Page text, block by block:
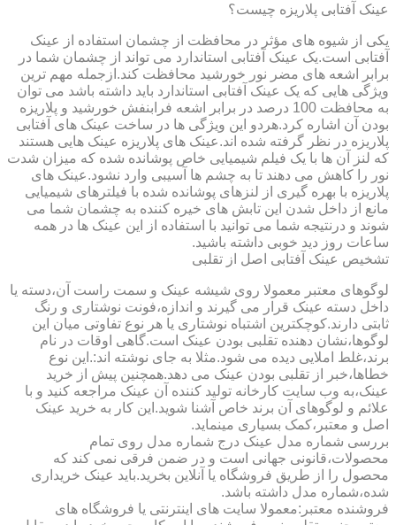
عینک آفتابی پلاریزه چیست؟
یکی از شیوه های مؤثر در محافظت از چشمان استفاده از عینک
آفتابی است.یک عینک آفتابی استاندارد می تواند از چشمان شما در
برابر اشعه های مضر نور خورشید محافظت کند.ازجمله مهم ترین
ویژگی هایی که یک عینک آفتابی استاندارد باید داشته باشد می توان
به محافظت 100 درصد در برابر اشعه فرابنفش خورشید و پلاریزه
بودن آن اشاره کرد.هردو این ویژگی ها در ساخت عینک های آفتابی
پلاریزه در نظر گرفته شده اند.عینک های پلاریزه عینک هایی هستند
که لنز آن ها با یک فیلم شیمیایی خاص پوشانده شده که میزان شدت
نور را کاهش می دهند تا به چشم ها آسیبی وارد نشود.عینک های
پلاریزه با بهره گیری از لنزهای پوشانده شده با فیلترهای شیمیایی
مانع از داخل شدن این تابش های خیره کننده به چشمان شما می
شوند و درنتیجه شما می توانید با استفاده از این عینک ها در همه
ساعات روز دید خوبی داشته باشید.
تشخیص عینک آفتابی اصل از تقلبی
لوگوهای معتبر معمولا روی شیشه عینک و سمت راست آن،دسته یا
داخل دسته عینک قرار می گیرند و اندازه،فونت نوشتاری و رنگ
ثابتی دارند.کوچکترین اشتباه نوشتاری یا هر نوع تفاوتی میان این
لوگوها،نشان دهنده تقلبی بودن عینک است.گاهی اوقات در نام
برند،غلط املایی دیده می شود.مثلا به جای نوشته اند:.این نوع
خطاها،خبر از تقلبی بودن عینک می دهد.همچنین پیش از خرید
عینک،به وب سایت کارخانه تولید کننده آن عینک مراجعه کنید و با
علائم و لوگوهای آن برند خاص آشنا شوید.این کار به خرید عینک
اصل و معتبر،کمک بسیاری مینماید.
بررسی شماره مدل عینک درج شماره مدل روی تمام
محصولات،قانونی جهانی است و در ضمن فرقی نمی کند که
محصول را از طریق فروشگاه یا آنلاین بخرید.باید عینک خریداری
شده،شماره مدل داشته باشد.
فروشنده معتبر:معمولا سایت های اینترنتی یا فروشگاه های